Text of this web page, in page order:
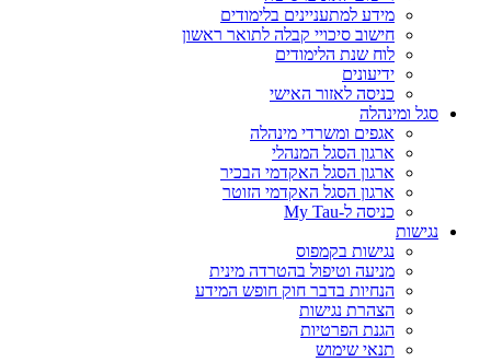
מידע למתעניינים בלימודים
חישוב סיכויי קבלה לתואר ראשון
לוח שנת הלימודים
ידיעונים
כניסה לאזור האישי
סגל ומינהלה
אגפים ומשרדי מינהלה
ארגון הסגל המנהלי
ארגון הסגל האקדמי הבכיר
ארגון הסגל האקדמי הזוטר
כניסה ל-My Tau
נגישות
נגישות בקמפוס
מניעה וטיפול בהטרדה מינית
הנחיות בדבר חוק חופש המידע
הצהרת נגישות
הגנת הפרטיות
תנאי שימוש